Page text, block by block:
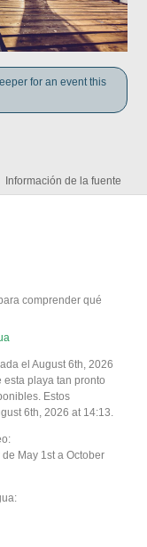
for an event this
Información de la fuente
comprender qué
el August 6th, 2026
playa tan pronto
Estos
6th, 2026 at 14:13.
May 1st a October